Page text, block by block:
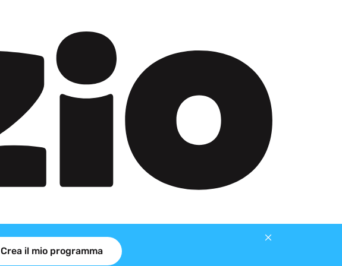
Crea il mio programma